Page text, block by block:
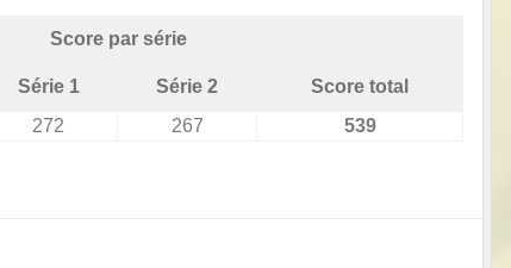
Score par série
Série 1 Série 2
Score total
272 267 539